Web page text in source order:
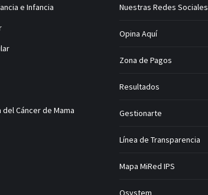
e Infancia
Cáncer de Mama
Nuestras Redes Sociales
Opina Aquí
Zona de Pagos
Resultados
Gestionarte
Línea de Transparencia
Mapa MiRed IPS
Qsystem